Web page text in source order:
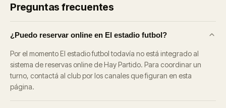
Preguntas frecuentes
¿Puedo reservar online en El estadio futbol?
Por el momento El estadio futbol todavía no está integrado al
sistema de reservas online de Hay Partido. Para coordinar un
turno, contactá al club por los canales que figuran en esta
página.